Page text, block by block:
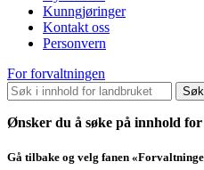
Kunngjøringer
Kontakt oss
Personvern
For forvaltningen
Søk
Ønsker du å søke på innhold
Gå tilbake og velg fanen